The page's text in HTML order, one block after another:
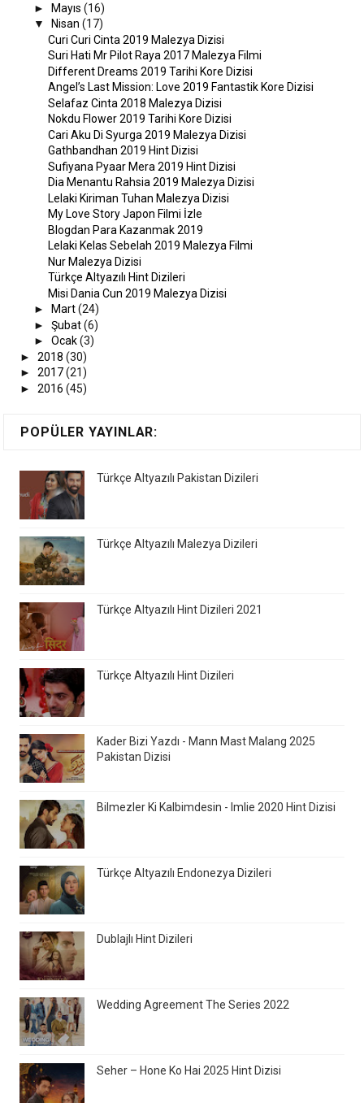
►Mayıs(16)
▼
Nisan(17)
Curi Curi Cinta 2019 Malezya Dizisi
Suri Hati Mr Pilot Raya 2017 Malezya Filmi
Different Dreams 2019 Tarihi Kore Dizisi
Angel’s Last Mission: Love 2019 Fantastik Kore Dizisi
Selafaz Cinta 2018 Malezya Dizisi
Nokdu Flower 2019 Tarihi Kore Dizisi
Cari Aku Di Syurga 2019 Malezya Dizisi
Gathbandhan 2019 Hint Dizisi
Sufiyana Pyaar Mera 2019 Hint Dizisi
Dia Menantu Rahsia 2019 Malezya Dizisi
Lelaki Kiriman Tuhan Malezya Dizisi
My Love Story Japon Filmi İzle
Blogdan Para Kazanmak 2019
Lelaki Kelas Sebelah 2019 Malezya Filmi
Nur Malezya Dizisi
Türkçe Altyazılı Hint Dizileri
Misi Dania Cun 2019 Malezya Dizisi
►
Mart(24)
►Şubat(6)
►Ocak(3)
►2018(30)
►2017(21)
►2016(45)
POPÜLER YAYINLAR:
Türkçe Altyazılı Pakistan Dizileri
Türkçe Altyazılı Malezya Dizileri
Türkçe Altyazılı Hint Dizileri 2021
Türkçe Altyazılı Hint Dizileri
Kader Bizi Yazdı - Mann Mast Malang 2025
Pakistan Dizisi
Bilmezler Ki Kalbimdesin - Imlie 2020 Hint Dizisi
Türkçe Altyazılı Endonezya Dizileri
Dublajlı Hint Dizileri
Wedding Agreement The Series 2022
Seher – Hone Ko Hai 2025 Hint Dizisi